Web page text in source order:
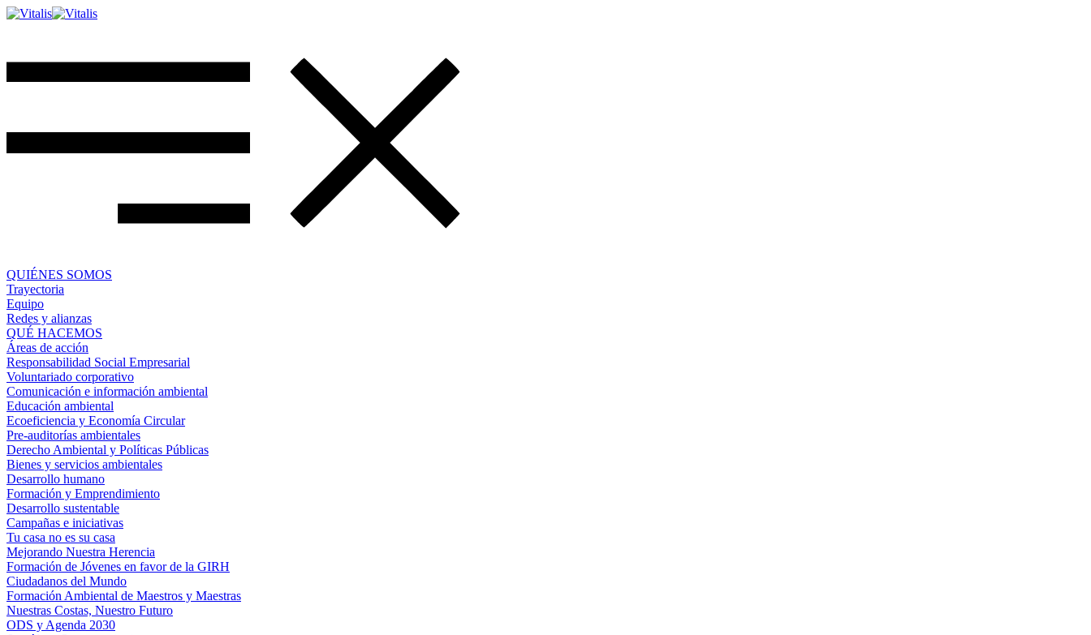
QUIÉNES SOMOS
Trayectoria
Equipo
Redes y alianzas
QUÉ HACEMOS
Áreas de acción
Responsabilidad Social Empresarial
Voluntariado corporativo
Comunicación e información ambiental
Educación ambiental
Ecoeficiencia y Economía Circular
Pre-auditorías ambientales
Derecho Ambiental y Políticas Públicas
Bienes y servicios ambientales
Desarrollo humano
Formación y Emprendimiento
Desarrollo sustentable
Campañas e iniciativas
Tu casa no es su casa
Mejorando Nuestra Herencia
Formación de Jóvenes en favor de la GIRH
Ciudadanos del Mundo
Formación Ambiental de Maestros y Maestras
Nuestras Costas, Nuestro Futuro
ODS y Agenda 2030